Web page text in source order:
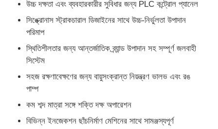
কারখানা ভ্রমণ
মান নিয়ন্ত্রণ
আমাদের সাথে যোগাযোগ করুন
খবর
উচ্চ দক্ষতা এবং ব্যবহারকারীর সুবিধার জন্য PLC কন্ট্রোল প্যানেল
সিঙ্ক্রোনাস স্ট্রাকচারাল ডিজাইনের সাথে উচ্চ-নির্ভুলতা উপাদান
পরিমাপ
স্থিতিশীলতার জন্য আন্তর্জাতিক ব্র্যান্ড উপাদান সহ সম্পূর্ণ জলবাহী
সিস্টেম
সহজ রক্ষণাবেক্ষণের জন্য বায়ুসংক্রান্ত নিয়ন্ত্রণ ভালভ এবং রঙ
পাম্প
কম শব্দ মাত্রা সঙ্গে শক্তি দক্ষ অপারেশন
বিভিন্ন ইনজেকশন ছাঁচনির্মাণ মেশিনের সাথে সামঞ্জস্যপূর্ণ